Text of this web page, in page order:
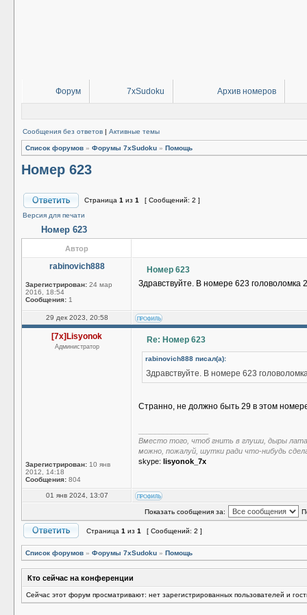
Форум 7xSudoku Архив номеров
Сообщения без ответов | Активные темы
Список форумов » Форумы 7xSudoku » Помощь
Номер 623
Страница 1 из 1
[ Сообщений: 2 ]
Версия для печати
Номер 623
Автор
rabinovich888
Зарегистрирован: 24 мар
2016, 18:54
Сообщения: 1
Номер 623
Здравствуйте. В номере 623 головоломка
29 дек 2023, 20:58
[7x]Lisyonok
Администратор
Зарегистрирован: 10 янв
2012, 14:18
Сообщения: 804
Re: Номер 623
rabinovich888 писал(а):
Здравствуйте. В номере 623
Странно, не должно быть 29 в этом
Вместо того, чтоб гнить в глуши, дыры
можно, пожалуй, шутки ради что-нибудь
skype: lisyonok_7x
01 янв 2024, 13:07
Показать сообщения за:
Страница 1 из 1 [ Сообщений: 2 ]
Список форумов » Форумы 7xSudoku » Помощь
Кто сейчас на конференции
Сейчас этот форум просматривают: нет зарегистрированных пользователей и